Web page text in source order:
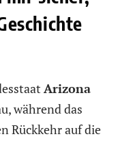
Arizona
während das
Rückkehr auf die